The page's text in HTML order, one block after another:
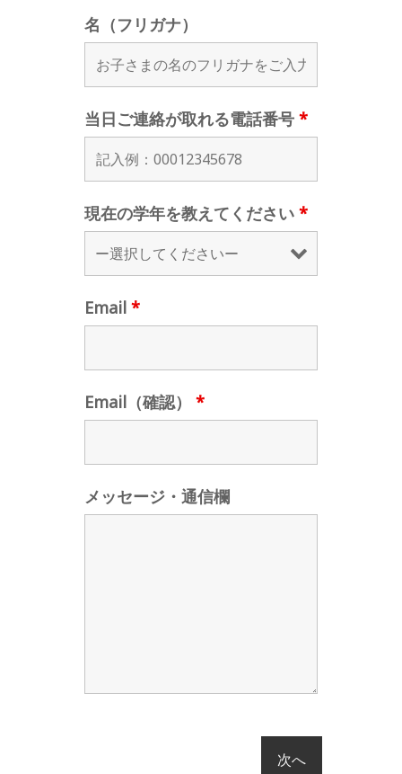
名（フリガナ）
当日ご連絡が取れる電話番号 *
現在の学年を教えてください *
Email *
Email（確認） *
メッセージ・通信欄